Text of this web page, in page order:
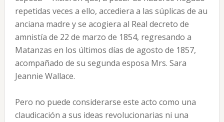
repetidas veces a ello, accediera a las súplicas de au
anciana madre y se acogiera al Real decreto de
amnistía de 22 de marzo de 1854, regresando a
Matanzas en los últimos días de agosto de 1857,
acompañado de su segunda esposa Mrs. Sara
Jeannie Wallace.
Pero no puede considerarse este acto como una
claudicación a sus ideas revolucionarias ni una